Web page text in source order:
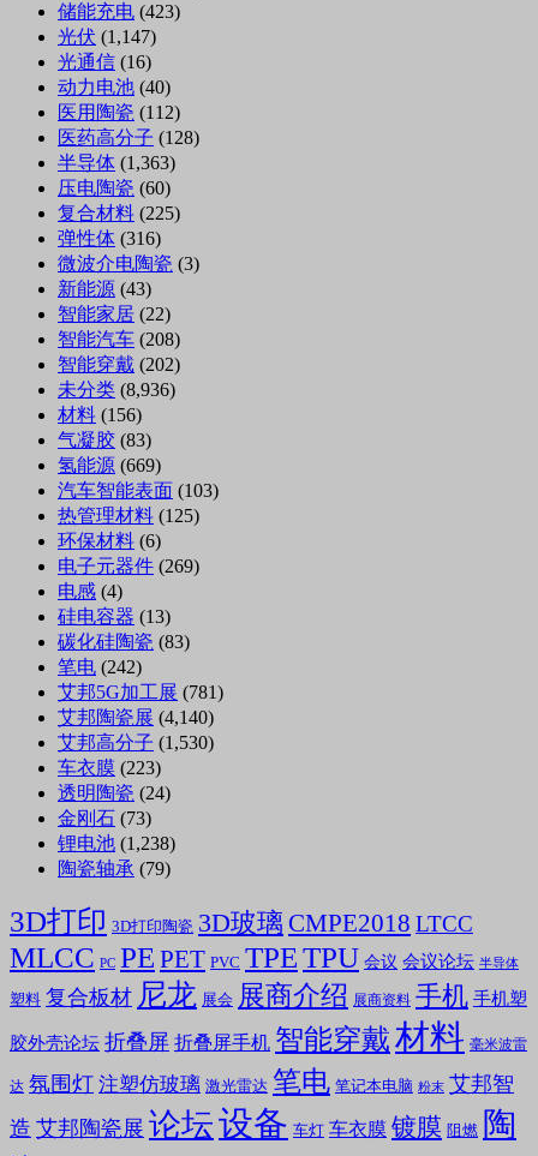
储能充电 (423)
光伏 (1,147)
光通信 (16)
动力电池 (40)
医用陶瓷 (112)
医药高分子 (128)
半导体 (1,363)
压电陶瓷 (60)
复合材料 (225)
弹性体 (316)
微波介电陶瓷 (3)
新能源 (43)
智能家居 (22)
智能汽车 (208)
智能穿戴 (202)
未分类 (8,936)
材料 (156)
气凝胶 (83)
氢能源 (669)
汽车智能表面 (103)
热管理材料 (125)
环保材料 (6)
电子元器件 (269)
电感 (4)
硅电容器 (13)
碳化硅陶瓷 (83)
笔电 (242)
艾邦5G加工展 (781)
艾邦陶瓷展 (4,140)
艾邦高分子 (1,530)
车衣膜 (223)
透明陶瓷 (24)
金刚石 (73)
锂电池 (1,238)
陶瓷轴承 (79)
3D打印 3D打印陶瓷 3D玻璃 CMPE2018 LTCC
MLCC PC PE PET PVC TPETPU 会议 会议论坛 半导体
塑料 复合板材 尼龙 展会 展商介绍 展商资料 手机 手机塑
胶外壳论坛 折叠屏 折叠屏手机 智能穿戴材料 毫米波雷
达 氛围灯 注塑仿玻璃 激光雷达 笔电 笔记本电脑 粉末 艾邦智
造 艾邦陶瓷展 论坛设备 车灯 车衣膜 镀膜 阻燃 陶